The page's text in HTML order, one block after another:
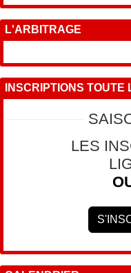
L'ARBITRAGE
INSCRIPTIONS TOUTE
LES